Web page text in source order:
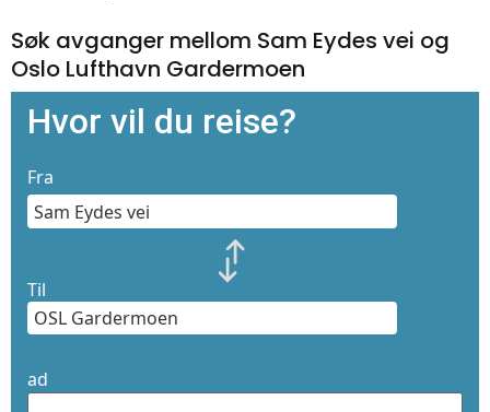
Søk avganger mellom Sam Eydes vei og
Oslo Lufthavn Gardermoen
Hvor vil du reise?
Fra
Til
ad